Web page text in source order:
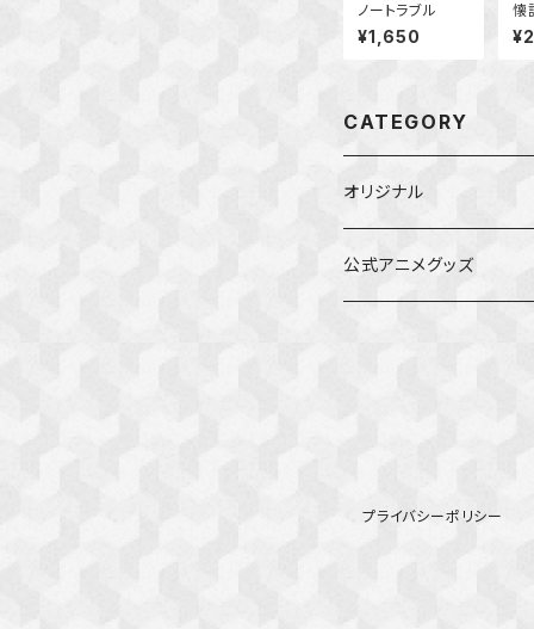
ノートラブル
¥1,650
懐
CATEGORY
オリジナル
公式アニメグッズ
プライバシーポリシー